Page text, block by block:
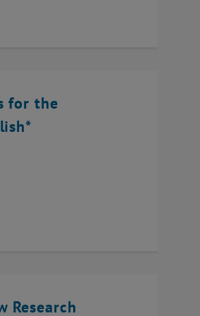
for the
Research